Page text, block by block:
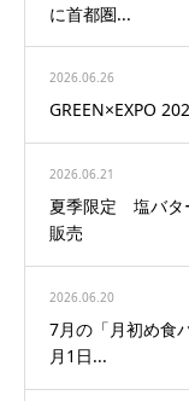
に首都圏...
2026.06.26
GREEN×EXPO
2026.06.21
夏季限定 塩バタ
販売
2026.06.20
7月の「月初め食
月1日...